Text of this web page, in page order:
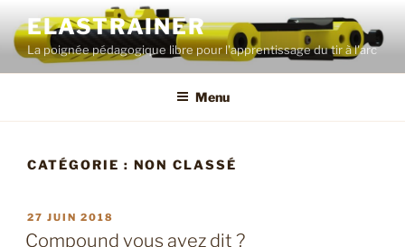
au
contenu
principal
ELASTRAINER
La poignée pédagogique libre pour l'apprentissage du tir à l'arc
Menu
CATÉGORIE : NON CLASSÉ
PUBLIÉ
LE
27 JUIN 2018
Compound vous avez dit ?